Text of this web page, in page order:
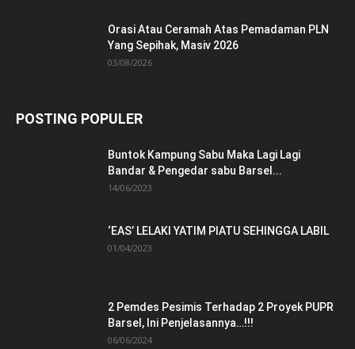
Orasi Atau Ceramah Atas Pemadaman PLN
Yang Sepihak, Masiv 2026
03/08/2026
POSTING POPULER
Buntok Kampung Sabu Maka Lagi Lagi
Bandar & Pengedar sabu Barsel...
14/06/2023
‘EAS’ LELAKI YATIM PIATU SEHINGGA LABIL
01/04/2023
2 Pemdes Pesimis Terhadap 2 Proyek PUPR
Barsel, Ini Penjelasannya…!!!
06/06/2024